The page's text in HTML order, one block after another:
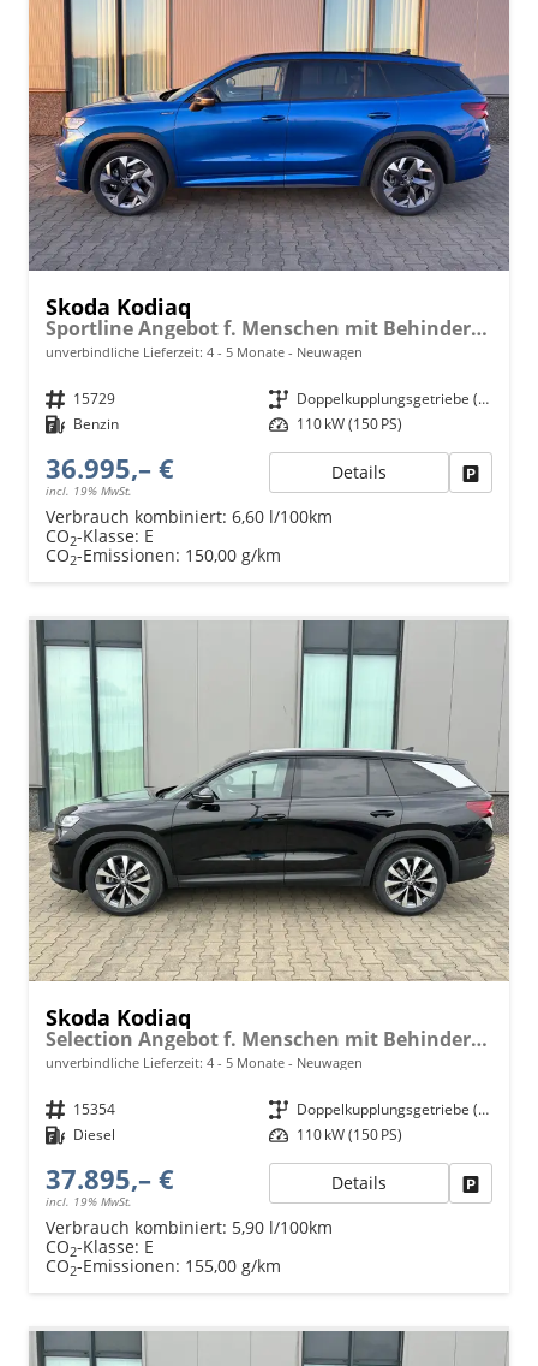
Skoda Kodiaq
Sportline Angebot f. Menschen mit Behinderung 100%! 1.5 TSI 150PS DSG, 19" Alu, NAVI 13", MATRIX-LED-Scheinwerfer, KESSY, Alarm, Parksensoren vorn/hinten, Rückfahrkamera, Tempomat, Elektr. Heckklappe + Fahrersitz, Sitzheizung, 3-Zonen-Climatronic
unverbindliche Lieferzeit: 4 - 5 Monate Neuwagen
Fahrzeugnr. 15729 Getriebe
Doppelkupplungsgetriebe (DSG)
Kraftstoff Benzin Leistung 110 kW (150 PS)
36.995,– €
incl. 19% MwSt.
Details
Verbrauch kombiniert: 6,60 l/100km
CO2-Klasse: E
CO2-Emissionen: 150,00 g/km
Skoda Kodiaq
Selection Angebot f. Menschen mit Behinderung ab 50 %! 2.0 TDI 150PS DSG, 17" Alu, Parksensoren v/h, Rückfahrkamera, 3-Zonen-Climatronic, SunSet, Sitzheizung, Side Assist, Fernlicht-Assist, Tempomat, Infotainment 10" + Smartlink, Virtual Cockpit, M-Leder
unverbindliche Lieferzeit: 4 - 5 Monate Neuwagen
Fahrzeugnr. 15354 Getriebe
Doppelkupplungsgetriebe (DSG)
Kraftstoff Diesel Leistung 110 kW (150 PS)
37.895,– €
incl. 19% MwSt.
Details
Verbrauch kombiniert: 5,90 l/100km
CO2-Klasse: E
CO2-Emissionen: 155,00 g/km